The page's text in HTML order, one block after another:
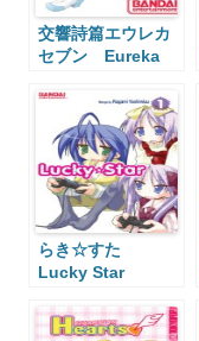
交響詩篇エウレカ
セブン Eureka
らき☆すた
Lucky Star